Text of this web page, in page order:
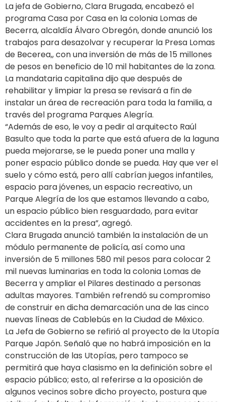
La jefa de Gobierno, Clara Brugada, encabezó el
programa Casa por Casa en la colonia Lomas de
Becerra, alcaldía Álvaro Obregón, donde anunció los
trabajos para desazolvar y recuperar la Presa Lomas
de Becerea,, con una inversión de más de 15 millones
de pesos en beneficio de 10 mil habitantes de la zona.
La mandataria capitalina dijo que después de
rehabilitar y limpiar la presa se revisará a fin de
instalar un área de recreación para toda la familia, a
través del programa Parques Alegría.
“Además de eso, le voy a pedir al arquitecto Raúl
Basulto que toda la parte que está afuera de la laguna
pueda mejorarse, se le pueda poner una malla y
poner espacio público donde se pueda. Hay que ver el
suelo y cómo está, pero allí cabrían juegos infantiles,
espacio para jóvenes, un espacio recreativo, un
Parque Alegría de los que estamos llevando a cabo,
un espacio público bien resguardado, para evitar
accidentes en la presa”, agregó.
Clara Brugada anunció también la instalación de un
módulo permanente de policía, así como una
inversión de 5 millones 580 mil pesos para colocar 2
mil nuevas luminarias en toda la colonia Lomas de
Becerra y ampliar el Pilares destinado a personas
adultas mayores. También refrendó su compromiso
de construir en dicha demarcación una de las cinco
nuevas líneas de Cablebús en la Ciudad de México.
La Jefa de Gobierno se refirió al proyecto de la Utopía
Parque Japón. Señaló que no habrá imposición en la
construcción de las Utopías, pero tampoco se
permitirá que haya clasismo en la definición sobre el
espacio público; esto, al referirse a la oposición de
algunos vecinos sobre dicho proyecto, postura que